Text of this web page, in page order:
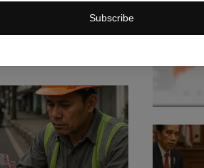
Subscribe